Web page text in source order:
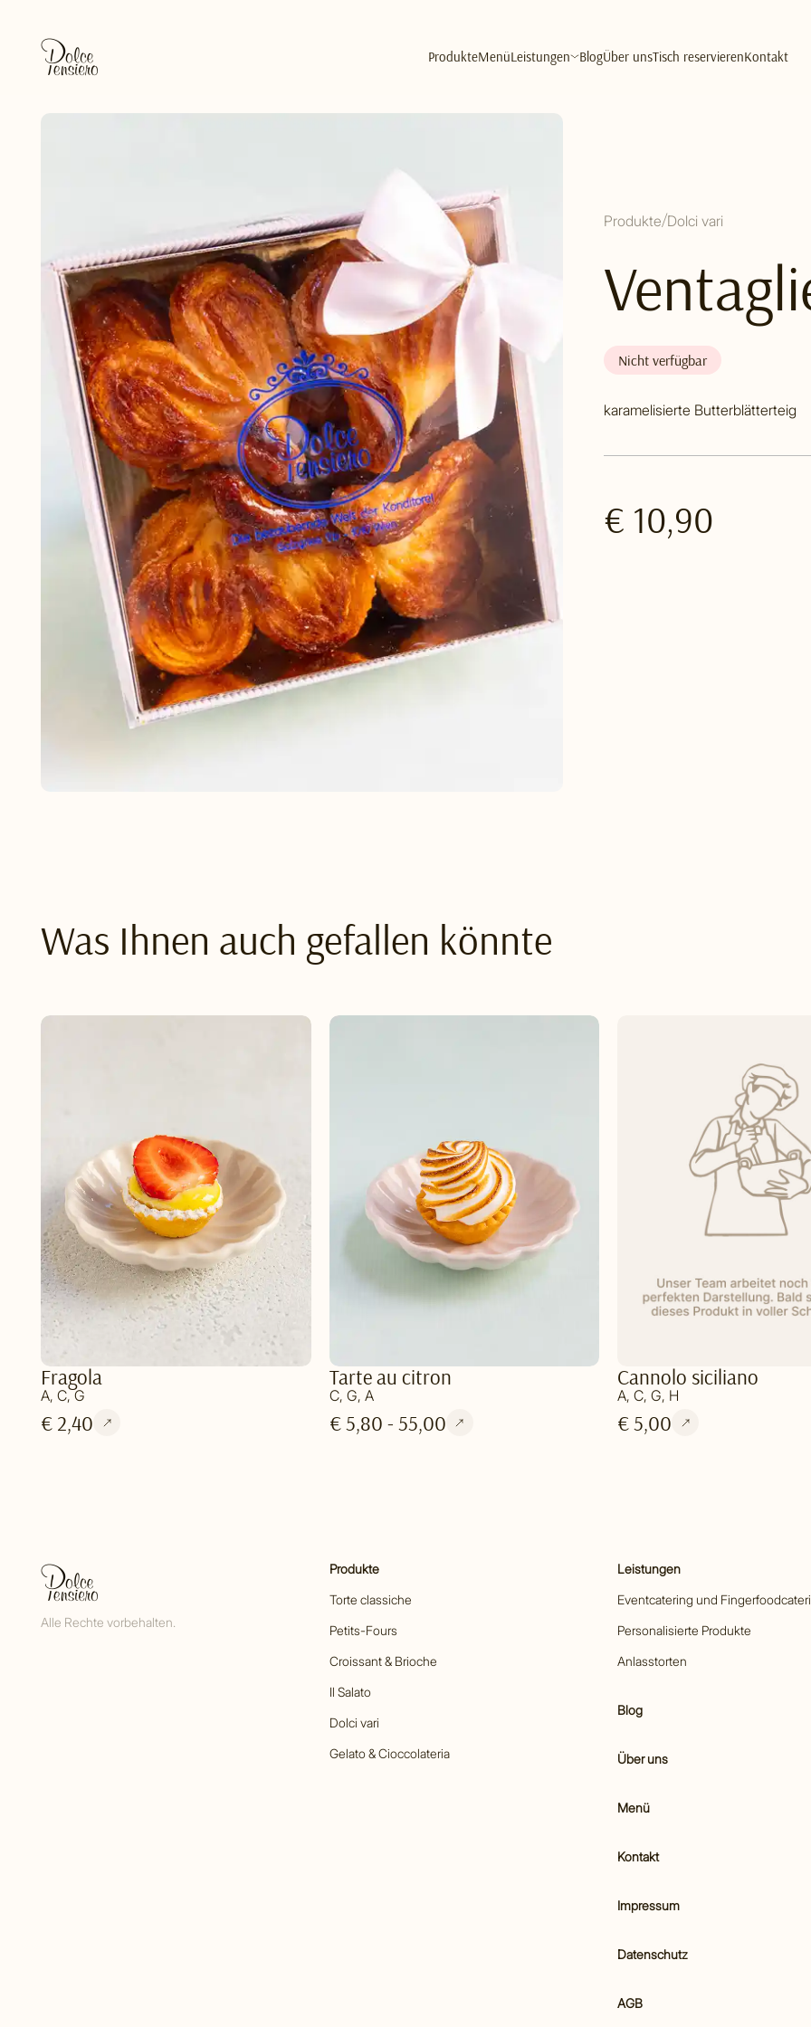
ProdukteMenüLeistungen BlogÜber unsTisch reservierenKontakt
Produkte Dolci vari
Nicht verfügbar
karamelisierte Butterblätterteig
€ 10,90
Was Ihnen auch gefallen könnte
Fragola
A, C, G
€ 2,40
Tarte au citron
C, G, A
€ 5,80 - 55,00
Cannolo siciliano
A, C, G, H
€ 5,00
Alle Rechte vorbehalten.
Produkte
Torte classiche
Petits-Fours
Croissant & Brioche
Il Salato
Dolci vari
Gelato & Cioccolateria
Leistungen
Eventcatering und
Personalisierte Produkte
Anlasstorten
Blog
Über uns
Menü
Kontakt
Impressum
Datenschutz
AGB